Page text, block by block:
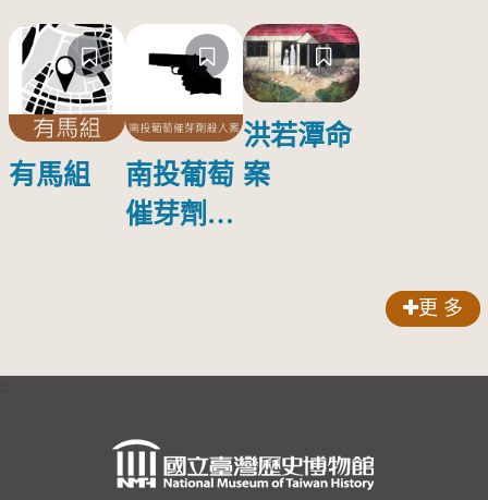
有馬組
南投葡萄
催芽劑殺
洪若潭命
案
更 多